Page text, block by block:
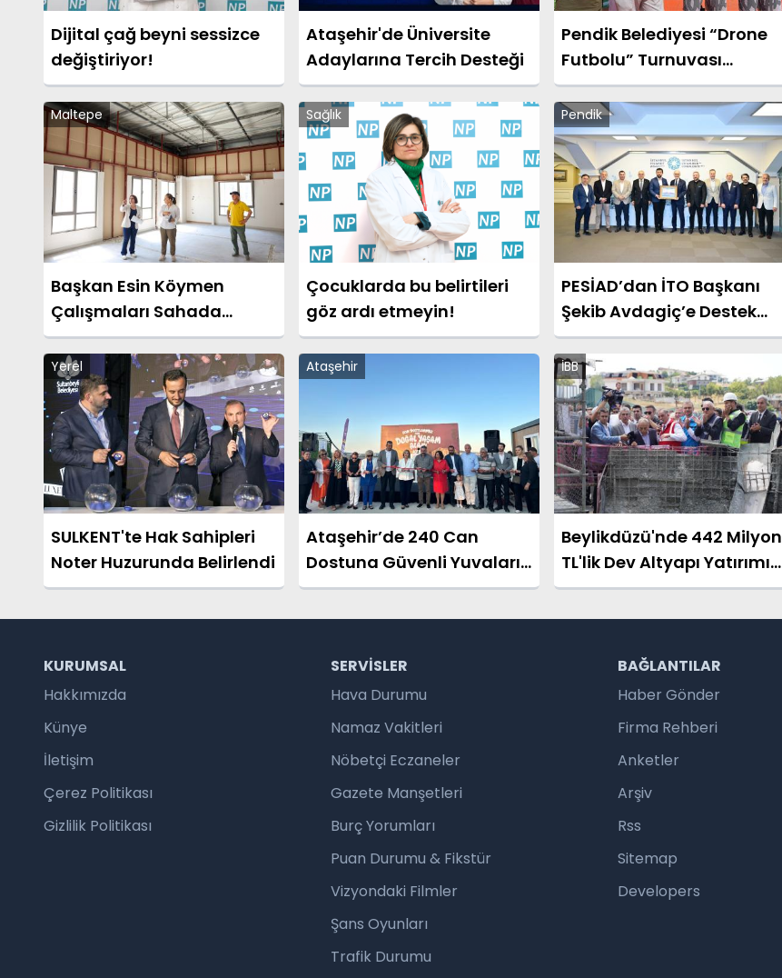
Dijital çağ beyni sessizce
değiştiriyor!
Ataşehir'de Üniversite
Adaylarına Tercih Desteği
Pendik Belediyesi “Drone
Futbolu” Turnuvası
Düzenledi
Maltepe
Başkan Esin Köymen
Çalışmaları Sahada
Yönlendirdi
Sağlık
Çocuklarda bu belirtileri
göz ardı etmeyin!
Pendik
PESİAD’dan İTO Başkanı
Şekib Avdagiç’e Destek
Ziyareti
Yerel
SULKENT'te Hak Sahipleri
Noter Huzurunda Belirlendi
Ataşehir
Ataşehir’de 240 Can
Dostuna Güvenli Yuvaları
Oldu: Doğal Yaşam Alanı
Hizmete Açıldı
İBB
Beylikdüzü'nde 442 Milyon
TL'lik Dev Altyapı Yatırımı!
Gürpınar Yağmur Suyu
Tüneli'nin Temeli Atıldı
KURUMSAL
Hakkımızda
Künye
İletişim
Çerez Politikası
Gizlilik Politikası
SERVISLER
Hava Durumu
Namaz Vakitleri
Nöbetçi Eczaneler
Gazete Manşetleri
Burç Yorumları
Puan Durumu & Fikstür
Vizyondaki Filmler
Şans Oyunları
Trafik Durumu
BAĞLANTILAR
Haber Gönder
Firma Rehberi
Anketler
Arşiv
Rss
Sitemap
Developers